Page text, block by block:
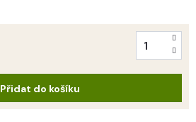
Přidat do košíku